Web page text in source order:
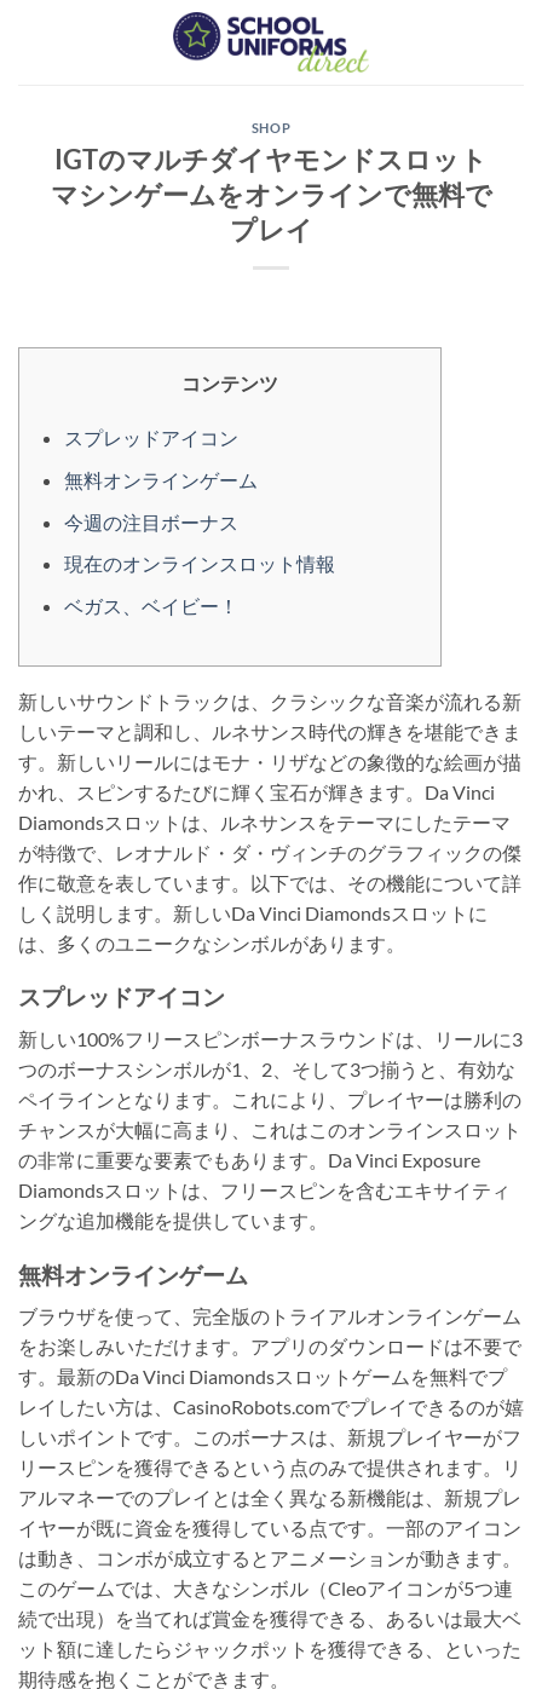
SHOP
IGTのマルチダイヤモンドスロット
マシンゲームをオンラインで無料で
プレイ
コンテンツ
スプレッドアイコン
無料オンラインゲーム
今週の注目ボーナス
現在のオンラインスロット情報
ベガス、ベイビー！
新しいサウンドトラックは、クラシックな音楽が流れる新
しいテーマと調和し、ルネサンス時代の輝きを堪能できま
す。新しいリールにはモナ・リザなどの象徴的な絵画が描
かれ、スピンするたびに輝く宝石が輝きます。Da Vinci
Diamondsスロットは、ルネサンスをテーマにしたテーマ
が特徴で、レオナルド・ダ・ヴィンチのグラフィックの傑
作に敬意を表しています。以下では、その機能について詳
しく説明します。新しいDa Vinci Diamondsスロットに
は、多くのユニークなシンボルがあります。
スプレッドアイコン
新しい100%フリースピンボーナスラウンドは、リールに3
つのボーナスシンボルが1、2、そして3つ揃うと、有効な
ペイラインとなります。これにより、プレイヤーは勝利の
チャンスが大幅に高まり、これはこのオンラインスロット
の非常に重要な要素でもあります。Da Vinci Exposure
Diamondsスロットは、フリースピンを含むエキサイティ
ングな追加機能を提供しています。
無料オンラインゲーム
ブラウザを使って、完全版のトライアルオンラインゲーム
をお楽しみいただけます。アプリのダウンロードは不要で
す。最新のDa Vinci Diamondsスロットゲームを無料でプ
レイしたい方は、CasinoRobots.comでプレイできるのが嬉
しいポイントです。このボーナスは、新規プレイヤーがフ
リースピンを獲得できるという点のみで提供されます。リ
アルマネーでのプレイとは全く異なる新機能は、新規プレ
イヤーが既に資金を獲得している点です。一部のアイコン
は動き、コンボが成立するとアニメーションが動きます。
このゲームでは、大きなシンボル（Cleoアイコンが5つ連
続で出現）を当てれば賞金を獲得できる、あるいは最大ベ
ット額に達したらジャックポットを獲得できる、といった
期待感を抱くことができます。